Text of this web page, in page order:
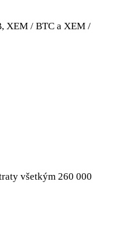
XEM / BTC a XEM /
všetkým 260 000